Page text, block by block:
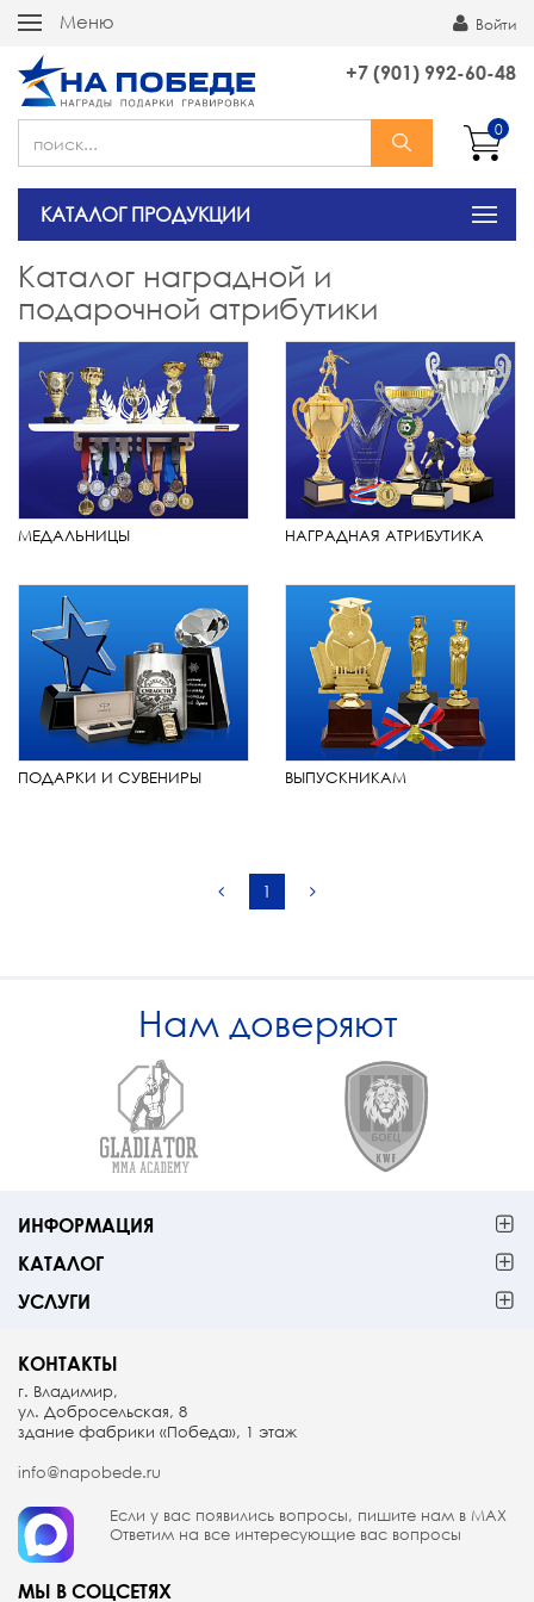
Меню Войти
+7 (901) 992-60-48
0
КАТАЛОГ ПРОДУКЦИИ
Каталог наградной и
подарочной атрибутики
МЕДАЛЬНИЦЫ НАГРАДНАЯ АТРИБУТИКА
ПОДАРКИ И СУВЕНИРЫ ВЫПУСКНИКАМ
1
Нам доверяют
ИНФОРМАЦИЯ
КАТАЛОГ
УСЛУГИ
КОНТАКТЫ
г. Владимир,
ул. Добросельская, 8
здание фабрики «Победа», 1 этаж
info@napobede.ru
Если у вас появились вопросы, пишите нам в МАX
Ответим на все интересующие вас вопросы
МЫ В СОЦСЕТЯХ